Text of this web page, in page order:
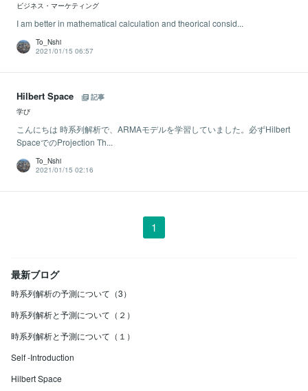
ビジネス・マーケティング
I am better in mathematical calculation and theorical consid...
To_Nshi
2021/01/15 06:57
Hilbert Space
記事
学び
こんにちは 時系列解析で、ARMAモデルを学習していました。必ずHilbert
SpaceでのProjection Th...
To_Nshi
2021/01/15 02:16
1
最新ブログ
時系列解析の予測について（3）
時系列解析と予測について（２）
時系列解析と予測について（１）
Self -Introduction
Hilbert Space